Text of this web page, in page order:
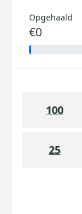
Opgehaald
€0
100
25